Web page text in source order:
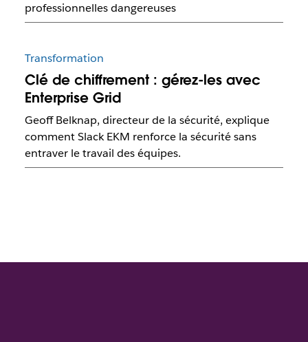
professionnelles dangereuses
Transformation
Clé de chiffrement : gérez-les avec
Enterprise Grid
Geoff Belknap, directeur de la sécurité, explique
comment Slack EKM renforce la sécurité sans
entraver le travail des équipes.